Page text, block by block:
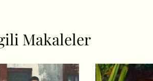
Makaleler